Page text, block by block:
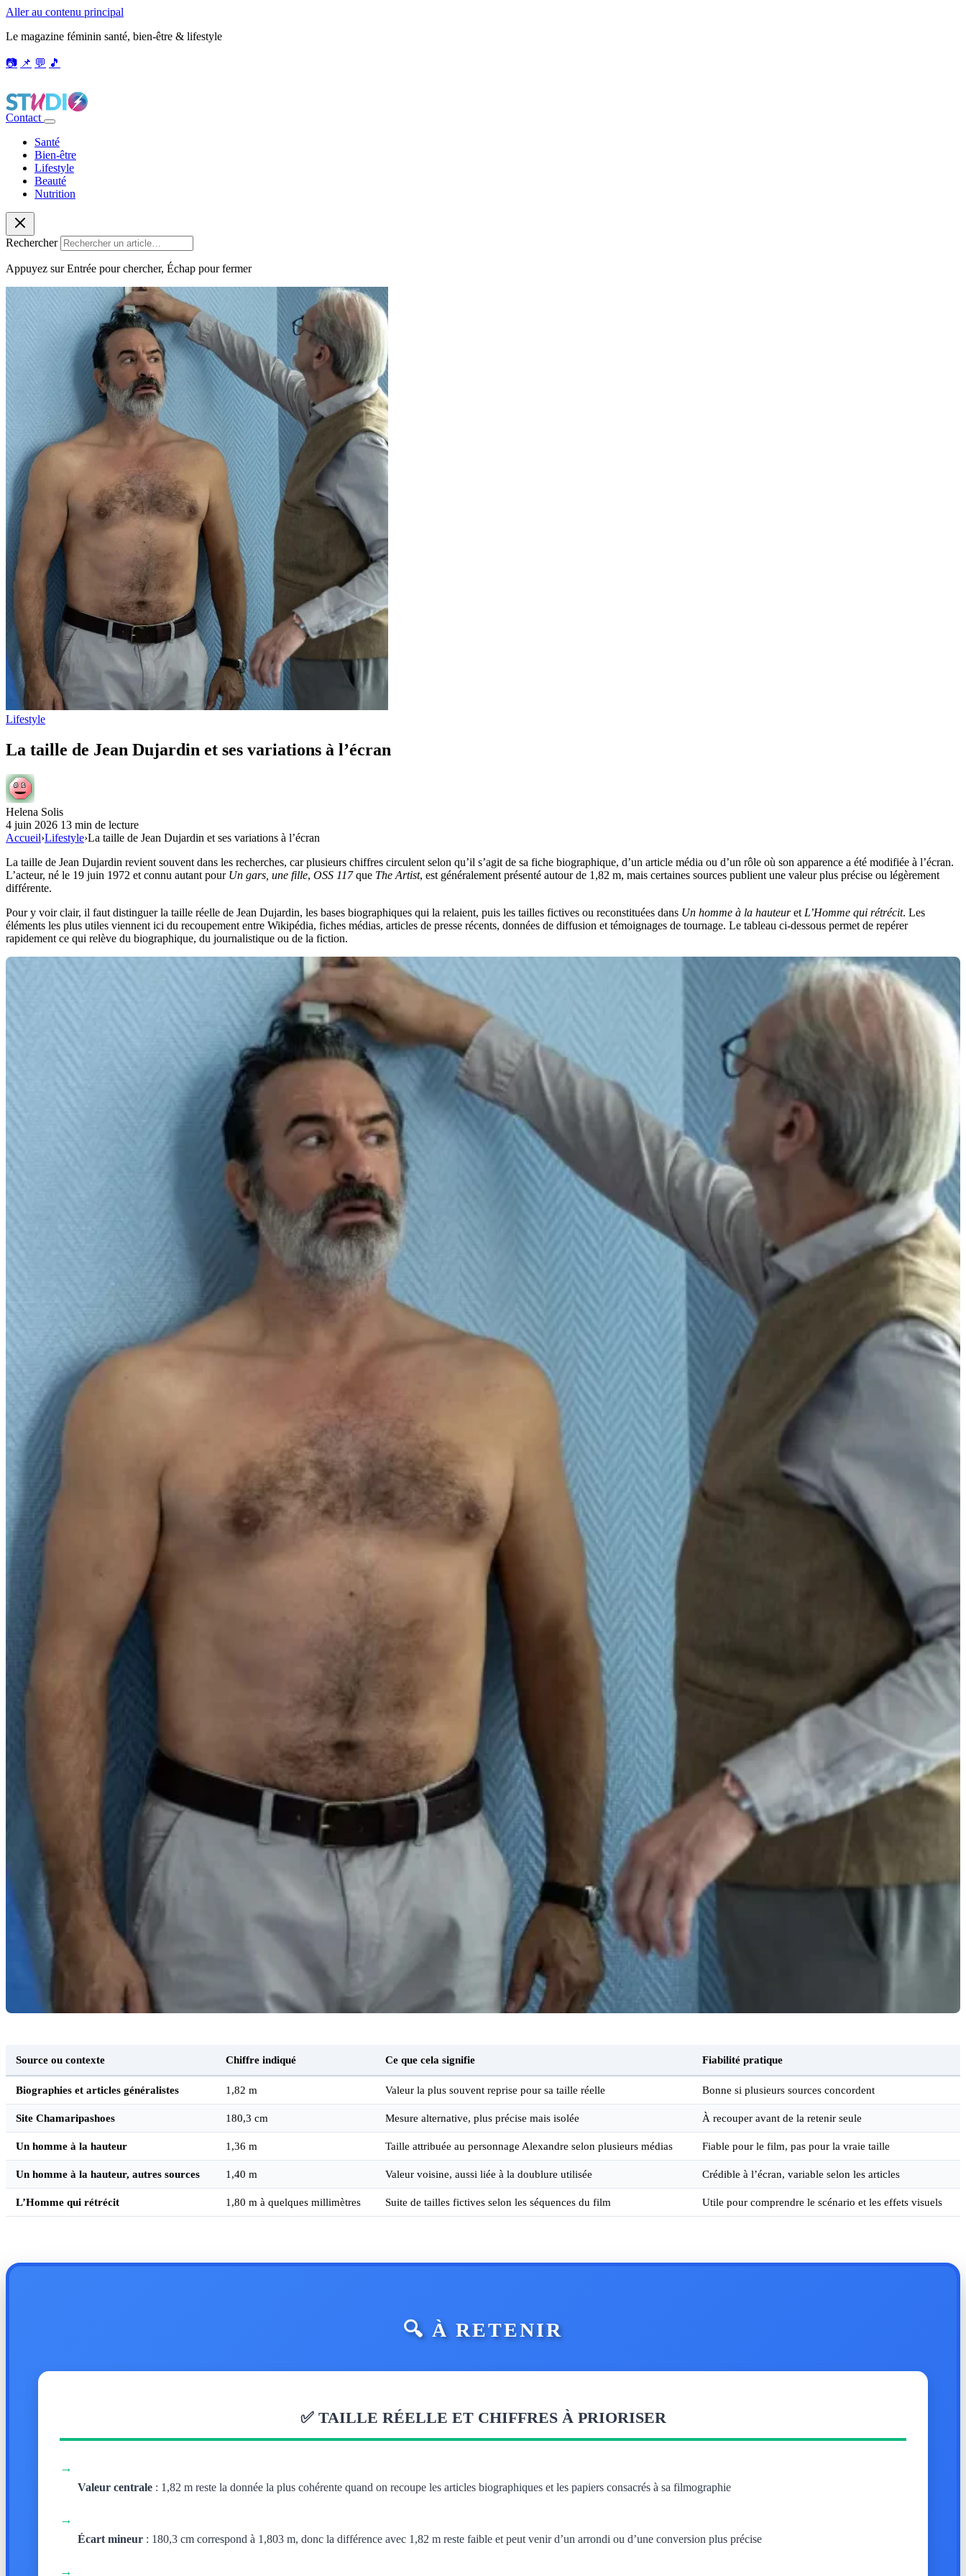
Aller au contenu principal
Le magazine féminin santé, bien-être & lifestyle
📷 📌 💬 🎵
Contact
Santé
Bien-être
Lifestyle
Beauté
Nutrition
Rechercher
Appuyez sur Entrée pour chercher, Échap pour fermer
Lifestyle
La taille de Jean Dujardin et ses variations à l’écran
Helena Solis
4 juin 2026 13 min de lecture
Accueil›Lifestyle›La taille de Jean Dujardin et ses variations à l’écran
La taille de Jean Dujardin revient souvent dans les recherches, car plusieurs chiffres circulent selon qu’il s’agit de sa fiche biographique, d’un article média ou d’un rôle où son apparence a été modifiée à l’écran.
L’acteur, né le 19 juin 1972 et connu autant pour Un gars, une fille, OSS 117que The Artist, est généralement présenté autour de 1,82 m, mais certaines sources publient une valeur plus précise ou légèrement
différente.
Pour y voir clair, il faut distinguer la taille réelle de Jean Dujardin, les bases biographiques qui la relaient, puis les tailles fictives ou reconstituées dans Un homme à la hauteuret L’Homme qui rétrécit. Les
éléments les plus utiles viennent ici du recoupement entre Wikipédia, fiches médias, articles de presse récents, données de diffusion et témoignages de tournage. Le tableau ci-dessous permet de repérer
rapidement ce qui relève du biographique, du journalistique ou de la fiction.
Source ou contexte Chiffre indiqué Ce que cela signifie Fiabilité pratique
Biographies et articles généralistes 1,82 m Valeur la plus souvent reprise pour sa taille réelle Bonne si plusieurs sources concordent
Site Chamaripashoes 180,3 cm Mesure alternative, plus précise mais isolée À recouper avant de la retenir seule
Un homme à la hauteur 1,36 m Taille attribuée au personnage Alexandre selon plusieurs médias Fiable pour le film, pas pour la vraie taille
Un homme à la hauteur, autres sources 1,40 m Valeur voisine, aussi liée à la doublure utilisée Crédible à l’écran, variable selon les articles
L’Homme qui rétrécit 1,80 m à quelques millimètres Suite de tailles fictives selon les séquences du film Utile pour comprendre le scénario et les effets visuels
🔍 À RETENIR
✅ TAILLE RÉELLE ET CHIFFRES À PRIORISER
→
Valeur centrale : 1,82 m reste la donnée la plus cohérente quand on recoupe les articles biographiques et les papiers consacrés à sa filmographie
→
Écart mineur : 180,3 cm correspond à 1,803 m, donc la différence avec 1,82 m reste faible et peut venir d’un arrondi ou d’une conversion plus précise
→